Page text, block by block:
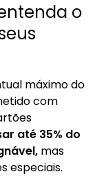
o
máximo do
com
até 35% do
mas
especiais.